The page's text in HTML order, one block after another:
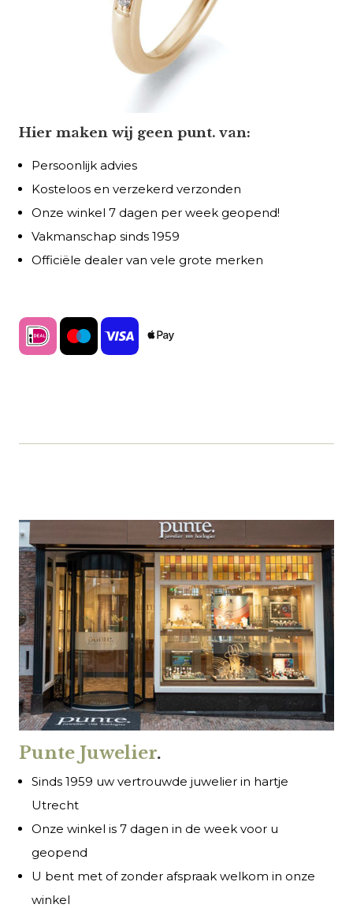
Hier maken wij geen punt. van:
Persoonlijk advies
Kosteloos en verzekerd verzonden
Onze winkel 7 dagen per week geopend!
Vakmanschap sinds 1959
Officiële dealer van vele grote merken
Punte Juwelier.
Sinds 1959 uw vertrouwde juwelier in hartje
Utrecht
Onze winkel is 7 dagen in de week voor u
geopend
U bent met of zonder afspraak welkom in onze
winkel